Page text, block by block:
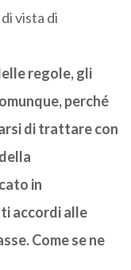
vista di
regole, gli
perché
di trattare con
in
accordi alle
Come se ne